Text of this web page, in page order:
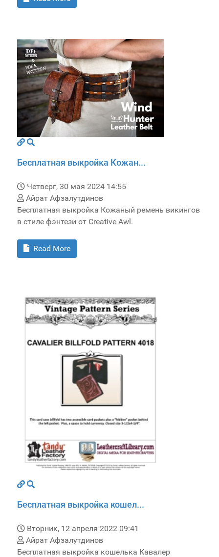
Бесплатная выкройка Кожан...
Четверг, 30 мая 2024 14:55
Айрат Афзалутдинов
Бесплатная выкройка Кожаный ремень викингов
в стиле фэнтези от Creative Awl.
Read More
Бесплатная выкройка кошел...
Вторник, 12 апреля 2022 09:41
Айрат Афзалутдинов
Бесплатная выкройка кошелька Кавалер